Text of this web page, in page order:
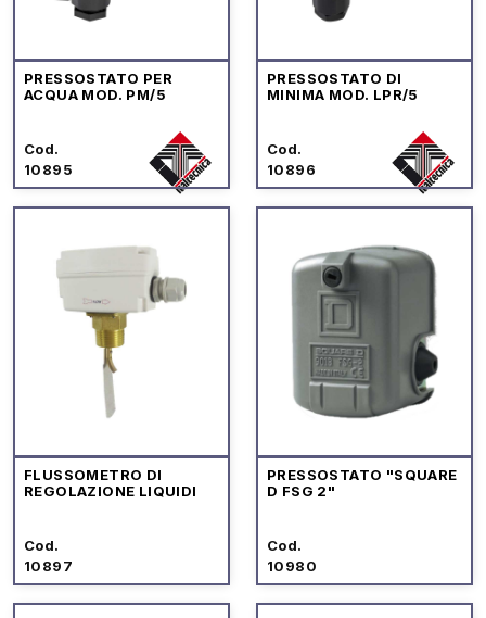
PRESSOSTATO PER
ACQUA MOD. PM/5
Cod.
10895
PRESSOSTATO DI
MINIMA MOD. LPR/5
Cod.
10896
FLUSSOMETRO DI
REGOLAZIONE LIQUIDI
Cod.
10897
PRESSOSTATO "SQUARE
D FSG 2"
Cod.
10980